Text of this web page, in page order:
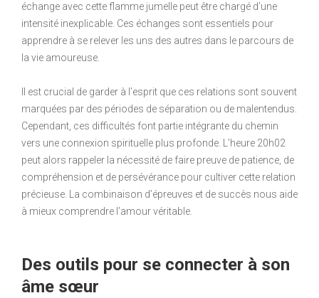
échange avec cette flamme jumelle peut être chargé d’une
intensité inexplicable. Ces échanges sont essentiels pour
apprendre à se relever les uns des autres dans le parcours de
la vie amoureuse.
Il est crucial de garder à l’esprit que ces relations sont souvent
marquées par des périodes de séparation ou de malentendus.
Cependant, ces difficultés font partie intégrante du chemin
vers une connexion spirituelle plus profonde. L’heure 20h02
peut alors rappeler la nécessité de faire preuve de patience, de
compréhension et de persévérance pour cultiver cette relation
précieuse. La combinaison d’épreuves et de succès nous aide
à mieux comprendre l’amour véritable.
Des outils pour se connecter à son
âme sœur